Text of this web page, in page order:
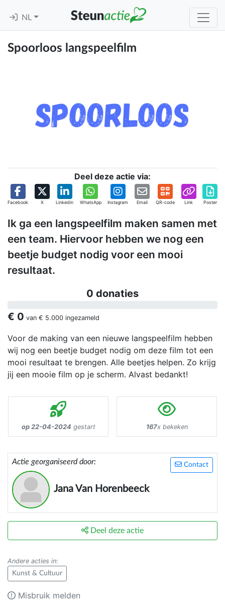
NL
Spoorloos langspeelfilm
Deel deze actie via:
Facebook X Linkedin WhatsApp Instagram Email QR-code Link Poster
Ik ga een langspeelfilm maken samen met
een team. Hiervoor hebben we nog een
beetje budget nodig voor een mooi
resultaat.
0 donaties
€ 0 van € 5.000 ingezameld
Voor de making van een nieuwe langspeelfilm hebben
wij nog een beetje budget nodig om deze film tot een
mooi resultaat te brengen. Alle beetjes helpen. Zo krijg
jij een mooie film op je scherm. Alvast bedankt!
op 22-04-2024 gestart 167x bekeken
Contact
Actie georganiseerd door:
Jana Van Horenbeeck
Deel deze actie
Andere acties in:
Kunst & Cultuur
Misbruik melden